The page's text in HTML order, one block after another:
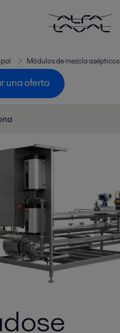
Módulos de mezcla asépticos
una oferta